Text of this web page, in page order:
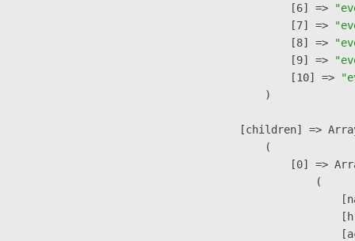
                    [6] =>
                    [7] =>
                    [8] =>
                    [9] =>
                    [10] =>
                )
[children] =>
                (
[0] =>
                        (